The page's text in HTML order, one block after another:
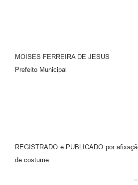
MOISES FERREIRA DE JESUS
Prefeito Municipal
REGISTRADO e PUBLICADO por
de costume.